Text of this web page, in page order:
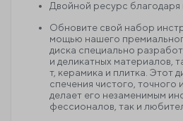
Двойной ресурс
Обновите свой набор
мощью нашего
диска специально
и деликатных материалов,
т, керамика и плитка. Этот
спечения чистого, точного
делает его незаменимым
фессионалов, так и